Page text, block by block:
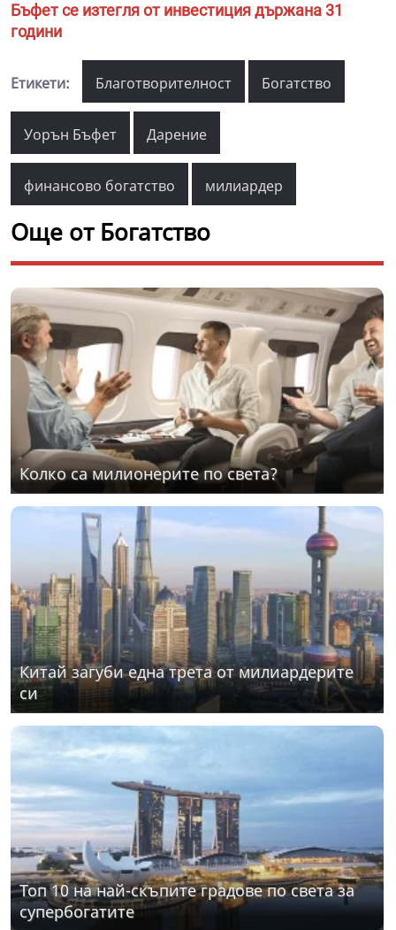
Бъфет се изтегля от инвестиция държана 31
години
Етикети: Благотворителност Богатство
Уорън Бъфет Дарение
финансово богатство милиардер
Още от Богатство
Колко са милионерите по света?
Китай загуби една трета от милиардерите
си
Топ 10 на най-скъпите градове по света за
супербогатите